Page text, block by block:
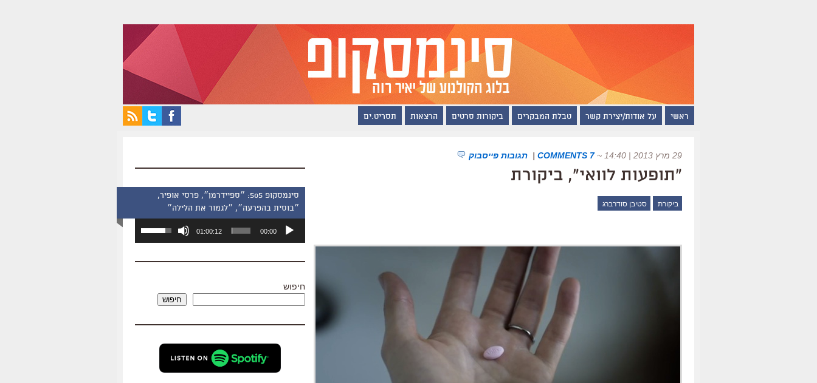
ראשי על אודות/יצירת קשר טבלת המבקרים ביקורות סרטים הרצאות תסריט.ים
29 מרץ 2013 | 14:40 ~
7 COMMENTS
| תגובות פייסבוק
"תופעות לוואי", ביקורת
ביקורת סטיבן סודרברג
סינמסקופ 505: ״ספיידרמן״, פרסי אופיר,
״בוסית בהפרעה״, ״לגמור את הלילה״
אודיו
00:00
01:00:12
השתמש
כדי
שמע.
חיפוש
חיפוש